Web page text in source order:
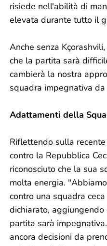
risiede nell'abilità di
elevata durante tutto il
Anche senza
che la partita sarà
cambierà la nostra
squadra impegnativa
Adattamenti della
Riflettendo sulla
contro la Repubblica
riconosciuto che la sua
molta energia.
contro una squadra
dichiarato,
partita sarà
ancora decisioni da